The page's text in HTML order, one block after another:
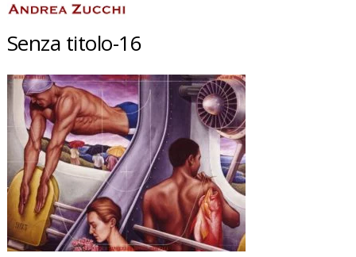
Senza titolo-16